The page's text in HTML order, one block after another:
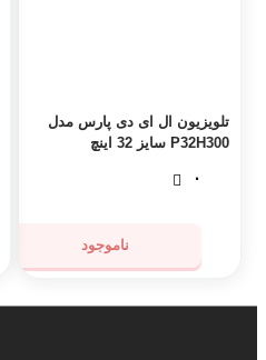
تلویزیون ال ای دی پارس مدل
P32H300 سایز 32 اینچ
۰
ناموجود